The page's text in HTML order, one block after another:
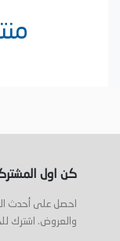
كن اول
احصل على أحدث
والعروض. اشترك